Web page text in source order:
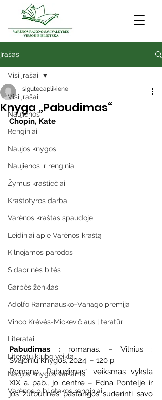
Įrašas
Visi įrašai
Naujienos
Renginiai
Naujos knygos
Naujienos ir renginiai
Žymūs kraštiečiai
Kraštotyros darbai
Varėnos kraštas spaudoje
Leidiniai apie Varėnos kraštą
Kilnojamos parodos
Sidabrinės bitės
Garbės ženklas
Adolfo Ramanausko–Vanago premija
Vinco Krėvės-Mickevičiaus literatūr
Literatai
Literatų klubo veikla
Naujos knygos vaikams
Varėnos bibliotekos renginiai
Visi įrašai
Knyga „Pabudimas“
sigutecaplikiene
Chopin, Kate
Pabudimas : romanas. – Vilnius :
Svajonių knygos, 2024. – 120 p.
Romano „Pabudimas“ veiksmas vyksta
XIX a. pab., jo centre – Edna Ponteljė ir
jos žūtbūtinės pastangos suderinti savo